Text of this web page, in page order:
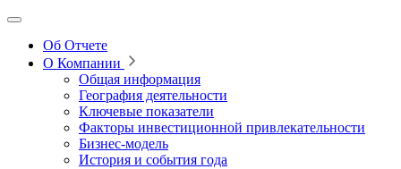
Об Отчете
О Компании
Общая информация
География деятельности
Ключевые показатели
Факторы инвестиционной привлекательности
Бизнес-модель
История и события года